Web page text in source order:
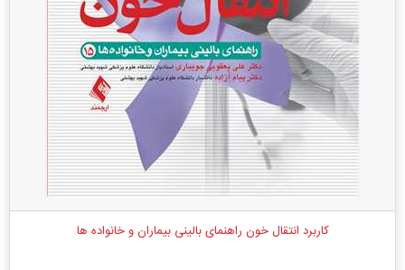
کاربرد انتقال خون راهنمای بالینی بیماران و خانواده ها